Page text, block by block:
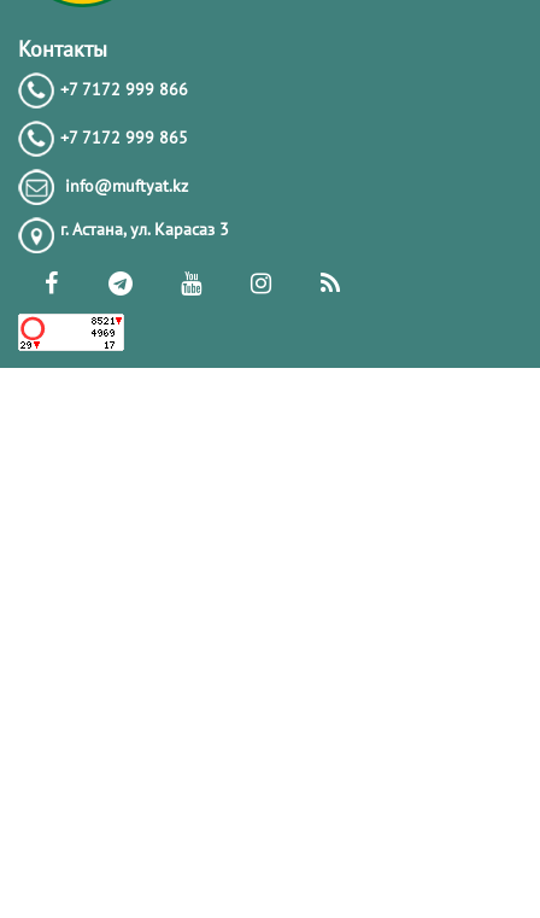
18.08.2022
МОЖЕТ ЛИ ДЖИНН ВСЕЛИТЬСЯ В
РЕБЕНКА?
03.09.2020 97458
ЧТО ГОВОРИТ ИСЛАМ О
ГОМОСЕКСУАЛИЗМЕ?
Контакты
+7 7172 999 866
+7 7172 999 865
info@muftyat.kz
г. Астана, ул. Карасаз 3